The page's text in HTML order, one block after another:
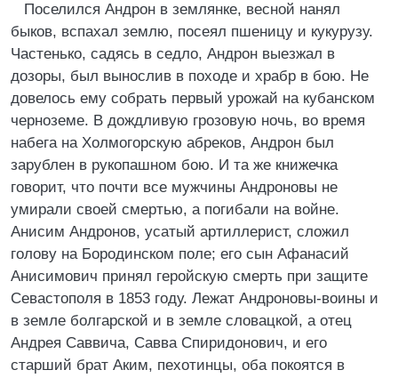
Поселился Андрон в землянке, весной нанял
быков, вспахал землю, посеял пшеницу и кукурузу.
Частенько, садясь в седло, Андрон выезжал в
дозоры, был вынослив в походе и храбр в бою. Не
довелось ему собрать первый урожай на кубанском
черноземе. В дождливую грозовую ночь, во время
набега на Холмогорскую абреков, Андрон был
зарублен в рукопашном бою. И та же книжечка
говорит, что почти все мужчины Андроновы не
умирали своей смертью, а погибали на войне.
Анисим Андронов, усатый артиллерист, сложил
голову на Бородинском поле; его сын Афанасий
Анисимович принял геройскую смерть при защите
Севастополя в 1853 году. Лежат Андроновы-воины и
в земле болгарской и в земле словацкой, а отец
Андрея Саввича, Савва Спиридонович, и его
старший брат Аким, пехотинцы, оба покоятся в